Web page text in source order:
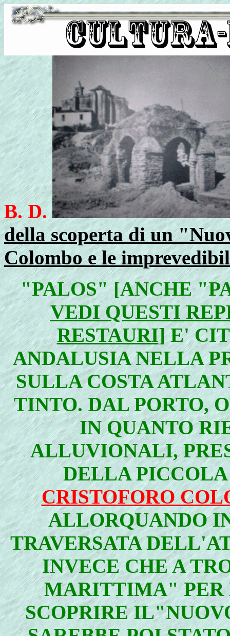
B. D.
della scoperta di un
Colombo e le
"PALOS" [ANCHE
VEDI QUESTI
RESTAURI] E'
ANDALUSIA NELLA
SULLA COSTA
TINTO. DAL PORTO,
IN QUANTO
ALLUVIONALI,
DELLA
CRISTOFORO
ALLORQUANDO
TRAVERSATA
INVECE CHE A
MARITTIMA" PER
SCOPRIRE